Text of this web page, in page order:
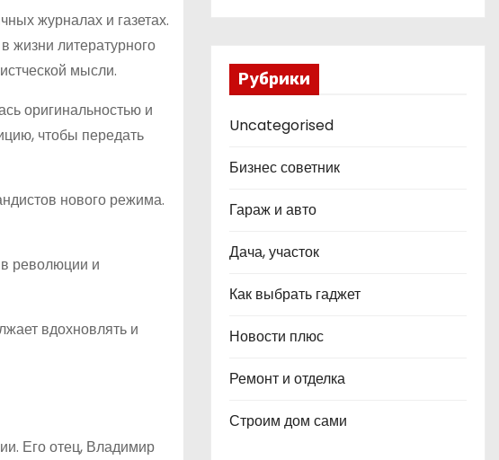
журналах и газетах.
жизни литературного
мысли.
оригинальностью и
чтобы передать
нового режима.
революции и
вдохновлять и
Его отец, Владимир
Рубрики
Uncategorised
Бизнес советник
Гараж и авто
Дача, участок
Как выбрать гаджет
Новости плюс
Ремонт и отделка
Строим дом сами